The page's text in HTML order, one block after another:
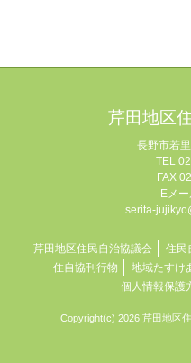
芹田地区
長野市若
TEL
FAX
Eメ
serita-
芹田地区住民自治協議会 住民
住自協刊行物
地域たすけ
個人情報保護
Copyright(c) 2026 芹田地区